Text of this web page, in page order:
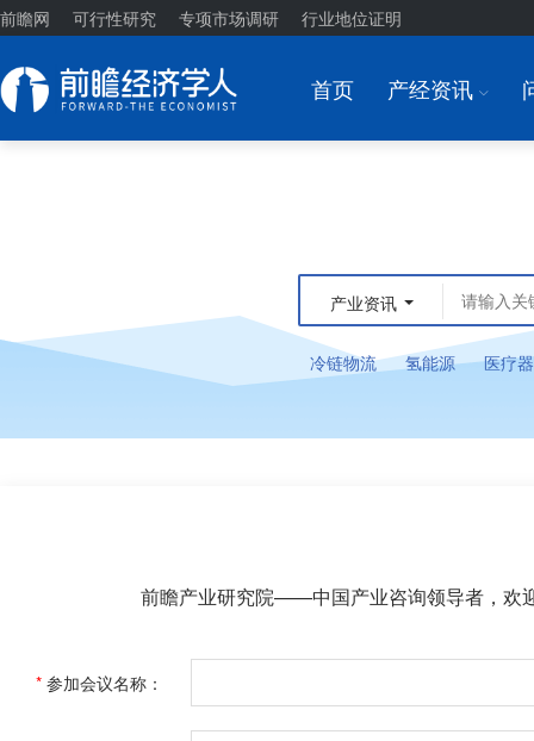
前瞻网 可行性研究 专项市场调研 行业地位证明
首页 产经资讯 I
产业资讯
冷链物流 氢能源 医疗
前瞻产业研究院——中国产业咨询领导者，欢
* 参加会议名称：